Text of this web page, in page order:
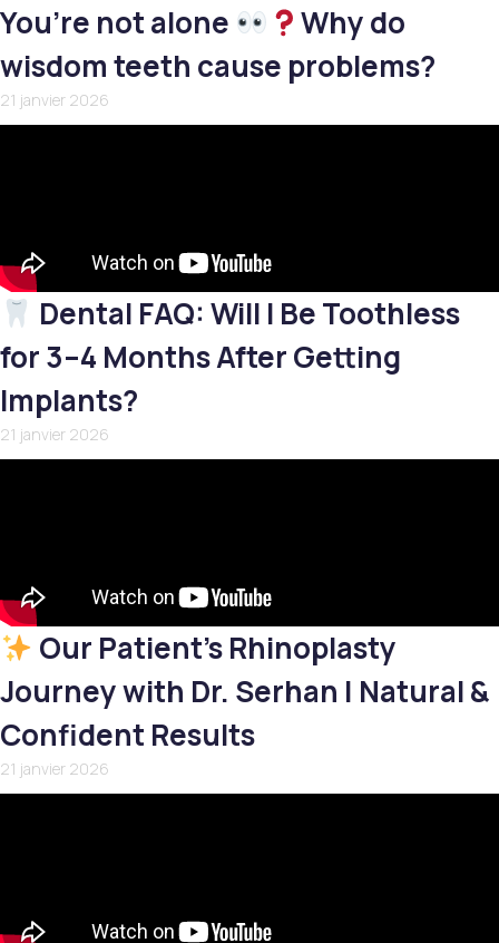
You’re not alone
Why do
wisdom teeth cause problems?
21 janvier 2026
Dental FAQ: Will I Be Toothless
for 3–4 Months After Getting
Implants?
21 janvier 2026
Our Patient’s Rhinoplasty
Journey with Dr. Serhan | Natural &
Confident Results
21 janvier 2026